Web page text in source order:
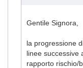
Gentile Signora,
la progressione
linee successive
rapporto rischio/